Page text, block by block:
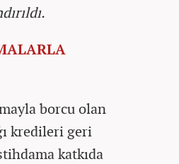
borcu olan
kredileri geri
katkıda